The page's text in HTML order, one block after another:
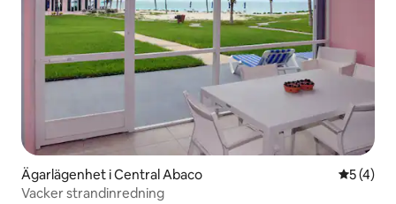
Ägarlägenhet i Central Abaco 5 av 5 i
5 (4)
Vacker strandinredning